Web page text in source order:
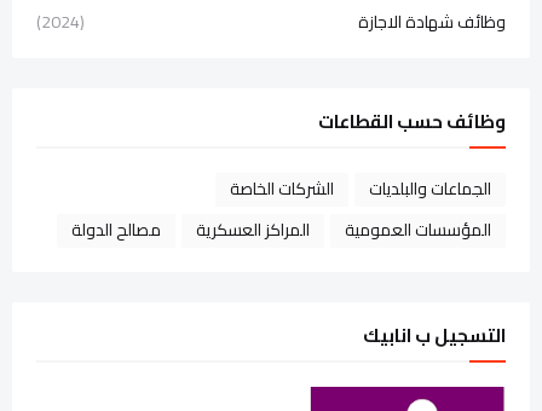
وظائف شهادة الاجازة
(2024)
وظائف حسب القطاعات
الجماعات والبلديات
الشركات الخاصة
المؤسسات العمومية
المراكز العسكرية مصالح الدولة
التسجيل ب انابيك